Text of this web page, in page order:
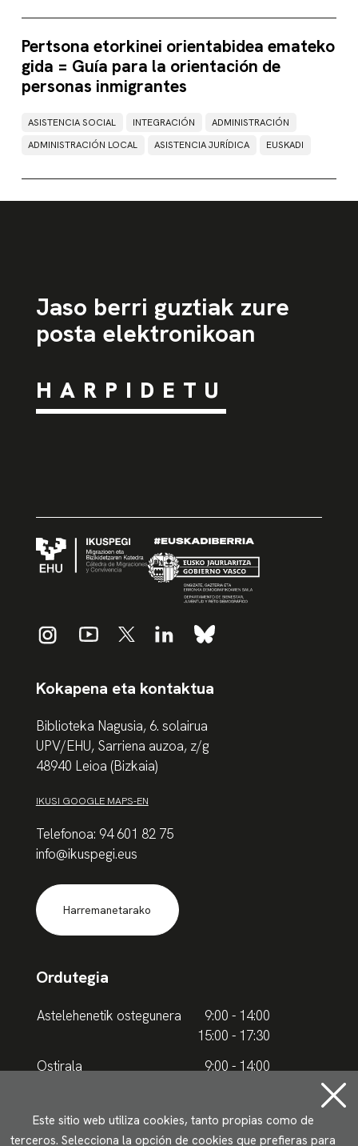
Pertsona etorkinei orientabidea emateko
gida = Guía para la orientación de
personas inmigrantes
ASISTENCIA SOCIAL INTEGRACIÓN
ADMINISTRACIÓN
ADMINISTRACIÓN LOCAL
ASISTENCIA JURÍDICA EUSKADI
Jaso berri guztiak zure
posta elektronikoan
HARPIDETU
Kokapena eta kontaktua
Biblioteka Nagusia, 6. solairua
UPV/EHU, Sarriena auzoa, z/g
48940 Leioa (Bizkaia)
IKUSI GOOGLE MAPS-EN
Telefonoa: 94 601 82 75
info@ikuspegi.eus
Harremanetarako
Ordutegia
Astelehenetik ostegunera
9:00 - 14:00
15:00 - 17:30
Ostirala
9:00 - 14:00
Udako ordutegia
Este sitio web utiliza cookies, tanto propias como de
terceros. Selecciona la opción de cookies que prefieras para